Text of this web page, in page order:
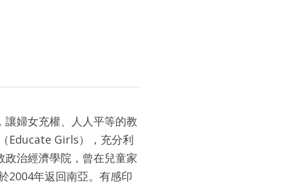
婦女充權、人人平等的教
Educate Girls），充分利
治經濟學院，曾在兒童家
年返回南亞。有感印